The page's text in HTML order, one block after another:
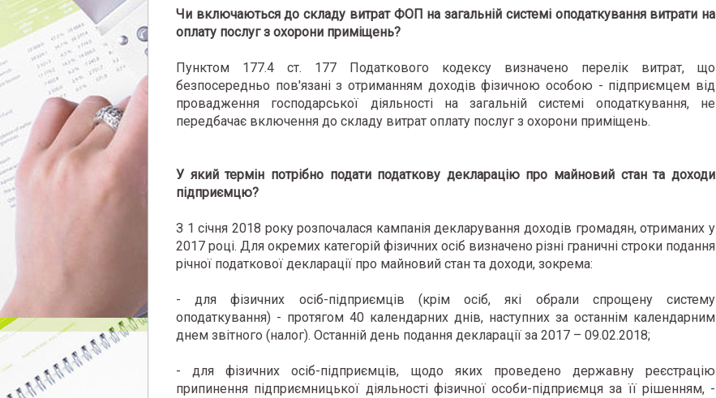
Чи включаються до складу витрат ФОП на загальній системі оподаткування витрати на
оплату послуг з охорони приміщень?
Пунктом 177.4 ст. 177 Податкового кодексу визначено перелік витрат, що
безпосередньо пов'язані з отриманням доходів фізичною особою - підприємцем від
провадження господарської діяльності на загальній системі оподаткування, не
передбачає включення до складу витрат оплату послуг з охорони приміщень.
У який термін потрібно подати податкову декларацію про майновий стан та доходи
підприємцю?
З 1 січня 2018 року розпочалася кампанія декларування доходів громадян, отриманих у
2017 році. Для окремих категорій фізичних осіб визначено різні граничні строки подання
річної податкової декларації про майновий стан та доходи, зокрема:
- для фізичних осіб-підприємців (крім осіб, які обрали спрощену систему
оподаткування) - протягом 40 календарних днів, наступних за останнім календарним
днем ​​звітного (налог). Останній день подання декларації за 2017 – 09.02.2018;
- для фізичних осіб-підприємців, щодо яких проведено державну реєстрацію
припинення підприємницької діяльності фізичної особи-підприємця за її рішенням, -